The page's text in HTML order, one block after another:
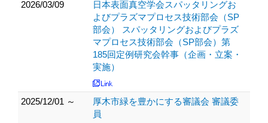
2026/03/09
日本表面真空学会スパッタリングお
よびプラズマプロセス技術部会（SP
部会） スパッタリングおよびプラズ
マプロセス技術部会（SP部会）第
185回定例研究会幹事（企画・立案・
実施）
2025/12/01 ～
厚木市緑を豊かにする審議会 審議委
員